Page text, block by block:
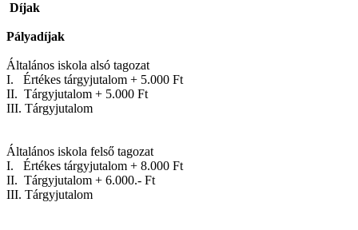
Díjak
Pályadíjak
Általános iskola alsó tagozat
I. Értékes tárgyjutalom + 5.000 Ft
II. Tárgyjutalom + 5.000 Ft
III. Tárgyjutalom
Általános iskola felső tagozat
I. Értékes tárgyjutalom + 8.000 Ft
II. Tárgyjutalom + 6.000.- Ft
III. Tárgyjutalom